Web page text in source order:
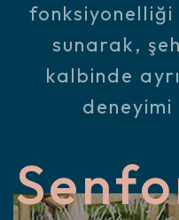
sunarak,
kalbinde